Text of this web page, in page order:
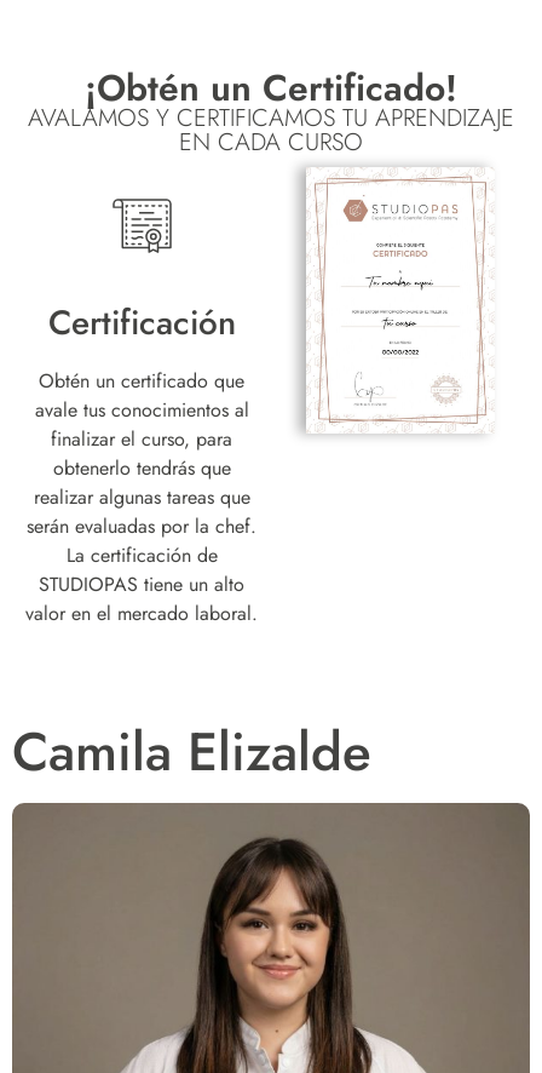
¡Obtén un Certificado!
AVALAMOS Y CERTIFICAMOS TU APRENDIZAJE
EN CADA CURSO
Certificación
Obtén un certificado que
avale tus conocimientos al
finalizar el curso, para
obtenerlo tendrás que
realizar algunas tareas que
serán evaluadas por la chef.
La certificación de
STUDIOPAS tiene un alto
valor en el mercado laboral.
Camila Elizalde